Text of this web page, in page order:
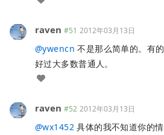
raven #51 2012年03月13日
@ywencn 不是那么简单的。有
好过大多数普通人。
raven #52 2012年03月13日
@wx1452 具体的我不知道你的